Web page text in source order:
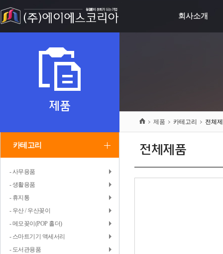
회사소개
제품
카테고리
- 사무용품
- 생활용품
- 휴지통
- 우산 / 우산꽂이
- 메모꽂이(POP 홀더)
- 스마트기기 액세서리
- 도서관용품
제품 카테고리 전체
전체제품